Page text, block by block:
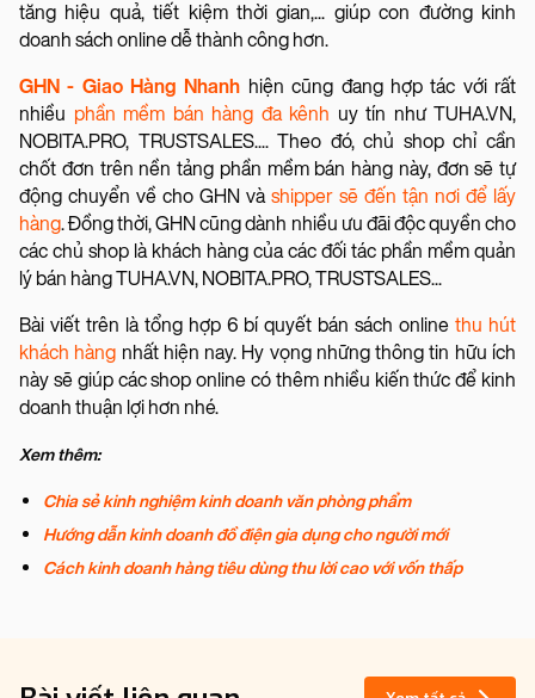
tăng hiệu quả, tiết kiệm thời gian,... giúp con đường kinh
doanh sách online dễ thành công hơn.
GHN - Giao Hàng Nhanh hiện cũng đang hợp tác với rất
nhiều phần mềm bán hàng đa kênh uy tín như TUHA.VN,
NOBITA.PRO, TRUSTSALES.... Theo đó, chủ shop chỉ cần
chốt đơn trên nền tảng phần mềm bán hàng này, đơn sẽ tự
động chuyển về cho GHN và shipper sẽ đến tận nơi để lấy
hàng. Đồng thời, GHN cũng dành nhiều ưu đãi độc quyền cho
các chủ shop là khách hàng của các đối tác phần mềm quản
lý bán hàng TUHA.VN, NOBITA.PRO, TRUSTSALES...
Bài viết trên là tổng hợp 6 bí quyết bán sách onlinethu hút
khách hàng nhất hiện nay. Hy vọng những thông tin hữu ích
này sẽ giúp các shop online có thêm nhiều kiến thức để kinh
doanh thuận lợi hơn nhé.
Xem thêm:
Chia sẻ kinh nghiệm kinh doanh văn phòng phẩm
Hướng dẫnkinh doanh đồ điện gia dụng cho người mới
Cách kinh doanh hàng tiêu dùng thu lời cao với vốn thấp